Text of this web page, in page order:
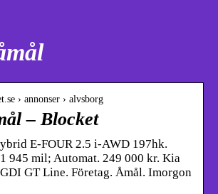
› annonser › alvsborg
– Blocket
E-FOUR 2.5 i-AWD 197hk.
945 mil; Automat. 249 000 kr. Kia
GDI GT Line. Företag. Åmål. Imorgon